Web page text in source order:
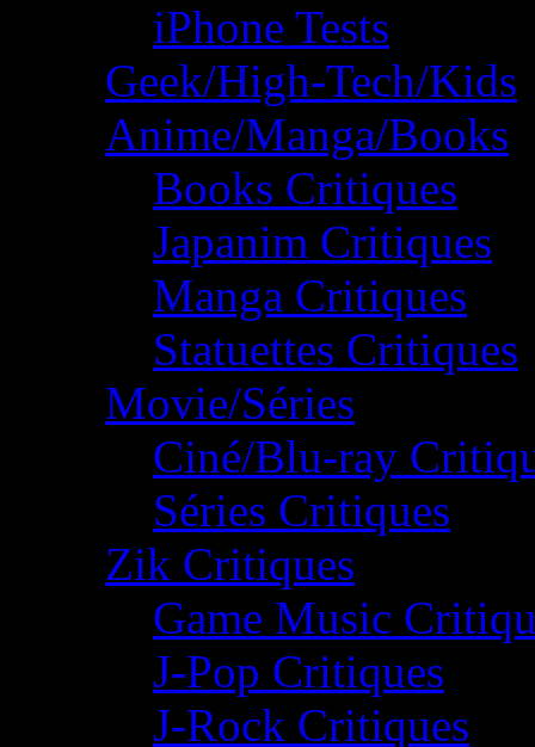
iPhone Tests
Geek/High-Tech/Kids
Anime/Manga/Books
Books Critiques
Japanim Critiques
Manga Critiques
Statuettes Critiques
Movie/Séries
Ciné/Blu-ray
Séries Critiques
Zik Critiques
Game Music
J-Pop Critiques
J-Rock Critiques